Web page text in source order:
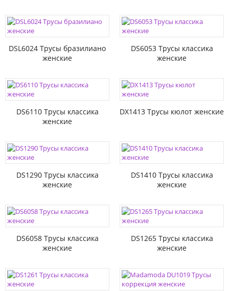
DSL6024 Трусы бразилиано
женские
DS6053 Трусы классика
женские
DS6110 Трусы классика
женские
DX1413 Трусы кюлот женские
DS1290 Трусы классика
женские
DS1410 Трусы классика
женские
DS6058 Трусы классика
женские
DS1265 Трусы классика
женские